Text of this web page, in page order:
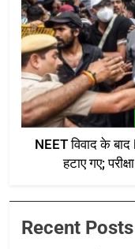
NEET विवाद के
हटाए गए;
Recent Posts